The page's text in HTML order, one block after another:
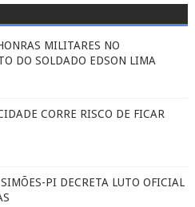
MILITARES NO
DO SOLDADO EDSON LIMA
CORRE RISCO DE FICAR
PI DECRETA LUTO OFICIAL